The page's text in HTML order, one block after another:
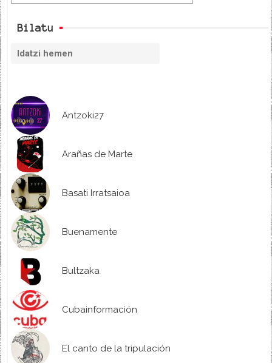
Bilatu
Antzoki27
Arañas de Marte
Basati Irratsaioa
Buenamente
Bultzaka
Cubainformación
El canto de la tripulación